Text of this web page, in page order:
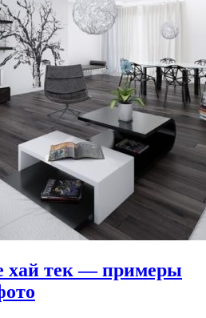
хай тек — примеры